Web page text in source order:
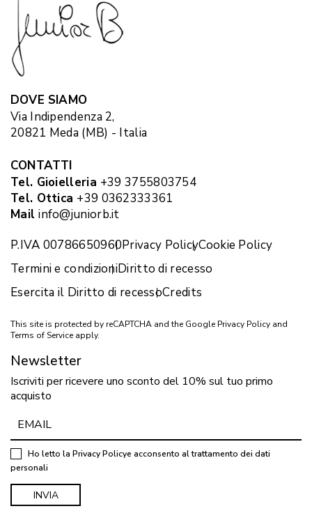
DOVE SIAMO
Via Indipendenza 2,
20821 Meda (MB) - Italia
CONTATTI
Tel. Gioielleria +39 3755803754
Tel. Ottica +39 0362333361
Mail info@juniorb.it
P.IVA 00786650960Privacy PolicyCookie Policy
Termini e condizioniDiritto di recesso
Esercita il Diritto di recessoCredits
This site is protected by reCAPTCHA and the Google Privacy Policy and
Terms of Service apply.
Newsletter
Iscriviti per ricevere uno sconto del 10% sul tuo primo
acquisto
Ho letto la Privacy Policye acconsento al trattamento dei dati
personali